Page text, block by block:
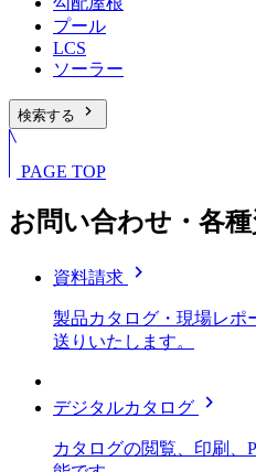
プール
LCS
ソーラー
検索する chevron_right
PAGE TOP
お問い合わせ・各
資料請求 chevron_right
製品カタログ・現場レポ
送りいたします。
デジタルカタログ chevron_right
カタログの閲覧、印刷、